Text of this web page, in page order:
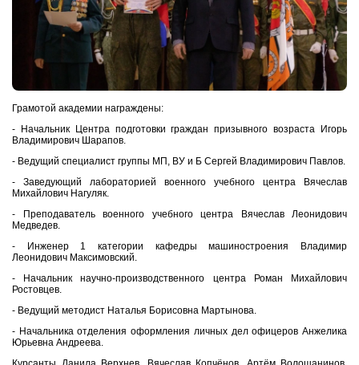
Грамотой академии награждены:
- Начальник Центра подготовки граждан призывного возраста Игорь
Владимирович Шарапов.
- Ведущий специалист группы МП, ВУ и Б Сергей Владимирович Павлов.
- Заведующий лабораторией военного учебного центра Вячеслав
Михайлович Нагуляк.
- Преподаватель военного учебного центра Вячеслав Леонидович
Медведев.
- Инженер 1 категории кафедры машиностроения Владимир
Леонидович Максимовский.
- Начальник научно-производственного центра Роман Михайлович
Ростовцев.
- Ведущий методист Наталья Борисовна Мартынова.
- Начальника отделения оформления личных дел офицеров Анжелика
Юрьевна Андреева.